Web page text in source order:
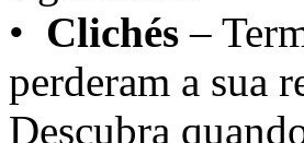
• Clichés –
perderam a sua
Descubra